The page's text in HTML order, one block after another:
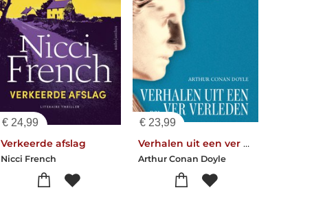
€ 24,99
Verkeerde afslag
Nicci French
€ 23,99
Verhalen uit een ver verleden
Arthur Conan Doyle